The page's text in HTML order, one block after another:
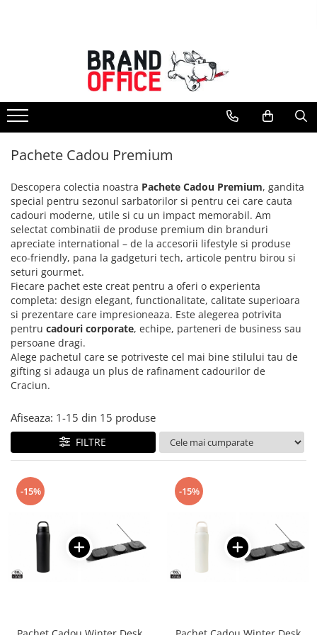
Unitate Protejata - PRODUCTIE
Hartie copiator si produse
tipografice
Produse consumabile din hartie
Detergenti si dezinfectanti
Saci menajeri (Unitate Protejata)
Agende, calendare si organizatoare
Agende personalizabile
Organizatoare business
Birotica si papetarie
Hartie si articole din hartie
Bibliorafturi, caiete mecanice,
separatoare
Capsatoare, capse si perforatoare
Caiete si blocnotesuri
Accesorii diverse pentru birou
Etichetare si ambalare
Instrumente de scris
Pixuri metalice
Pixuri cu gel
Stilouri
Pachete Cadou Premium
Descopera colectia noastra Pachete Cadou Premium, gandita
special pentru sezonul sarbatorilor si pentru cei care cauta
cadouri moderne, utile si cu un impact memorabil. Am
selectat combinatii de produse premium din branduri
apreciate international – de la accesorii lifestyle si produse
eco-friendly, pana la gadgeturi tech, articole pentru birou si
seturi gourmet.
Fiecare pachet este creat pentru a oferi o experienta
completa: design elegant, functionalitate, calitate superioara
si prezentare care impresioneaza. Este alegerea potrivita
pentru cadouri corporate, echipe, parteneri de business sau
persoane dragi.
Alege pachetul care se potriveste cel mai bine stilului tau de
gifting si adauga un plus de rafinament cadourilor de
Craciun.
Afiseaza: 1-15 din 15 produse
FILTRE
-15% -15%